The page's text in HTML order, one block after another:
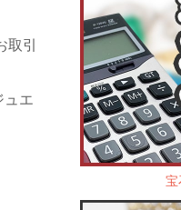
引
ュエ
宝